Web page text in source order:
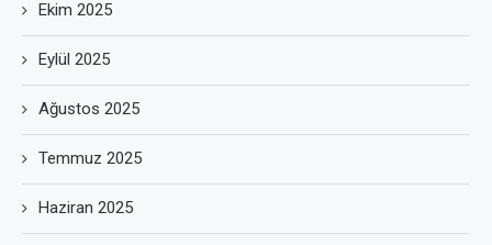
Ekim 2025
Eylül 2025
Ağustos 2025
Temmuz 2025
Haziran 2025